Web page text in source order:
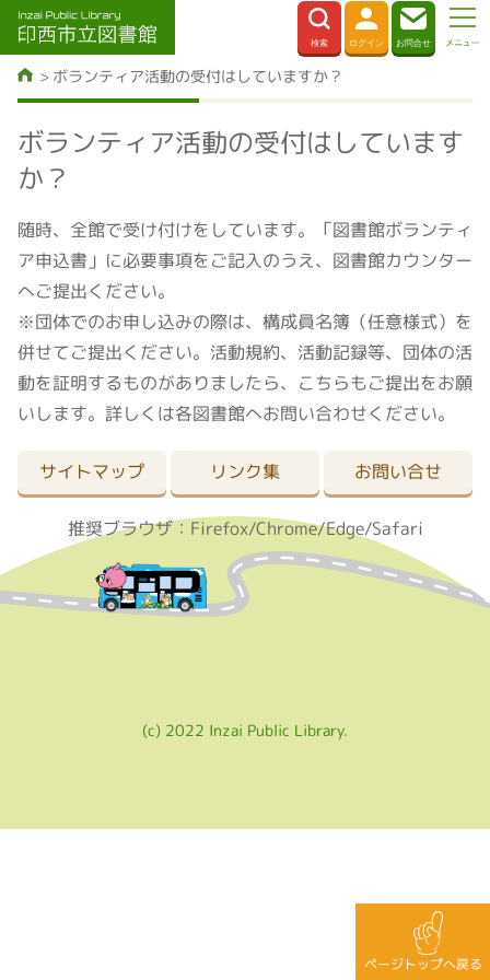
ボランティア活動の受付はしていますか？
ボランティア活動の受付はしています
か？
随時、全館で受け付けをしています。「図書館ボランティ
ア申込書」に必要事項をご記入のうえ、図書館カウンター
へご提出ください。
※団体でのお申し込みの際は、構成員名簿（任意様式）を
併せてご提出ください。活動規約、活動記録等、団体の活
動を証明するものがありましたら、こちらもご提出をお願
いします。詳しくは各図書館へお問い合わせください。
サイトマップ リンク集 お問い合せ
推奨ブラウザ：Firefox/Chrome/Edge/Safari
(c) 2022 Inzai Public Library.